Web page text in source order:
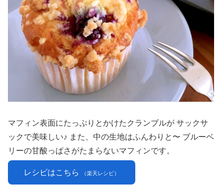
マフィン表面にたっぷりとかけたクランブルが サックサ
ックで美味しい♪ また、中の生地はふんわりと〜 ブルーベ
リーの甘酸っぱさがたまらないマフィンです。
レシピはこちら （楽天レシピ）